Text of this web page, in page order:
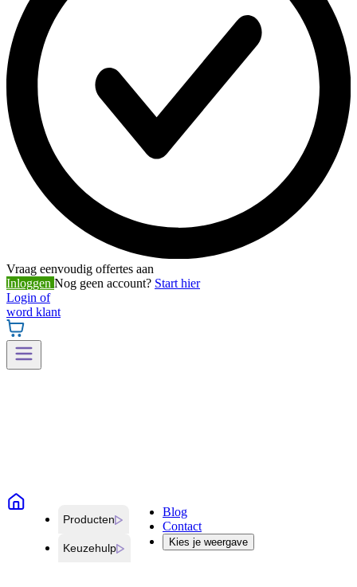
Vraag eenvoudig offertes aan
Inloggen Nog geen account? Start hier
Login of
word klant
Producten
Keuzehulp
Blog
Contact
Kies je weergave